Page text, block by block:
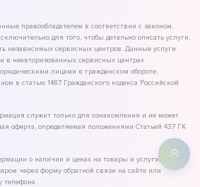
правообладателем в соответствии с законом,
для того, чтобы детально описать услуги,
независимых сервисных центров. Данные услуги
в неавторизованных сервисных центрах
лицами в гражданском обороте,
в статью 1487 Гражданского кодекса Российской
служит только для ознакомления и не может
оферта, определяемая положениями Статьей 437 ГК
о наличии и ценах на товары и услуги,
через форму обратной связи на сайте или
телефона.